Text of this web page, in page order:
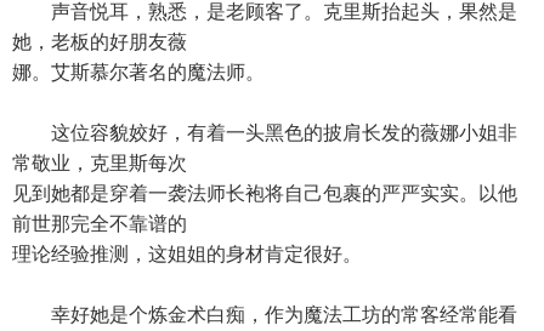
声音悦耳，熟悉，是老顾客了。克里斯抬起头，果然是
她，老板的好朋友薇
娜。艾斯慕尔著名的魔法师。
这位容貌姣好，有着一头黑色的披肩长发的薇娜小姐非
常敬业，克里斯每次
见到她都是穿着一袭法师长袍将自己包裹的严严实实。以他
前世那完全不靠谱的
理论经验推测，这姐姐的身材肯定很好。
幸好她是个炼金术白痴，作为魔法工坊的常客经常能看